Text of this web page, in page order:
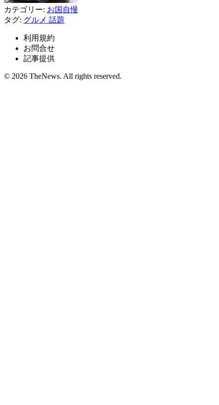
カテゴリー: お国自慢
タグ: グルメ 話題
利用規約
お問合せ
記事提供
© 2026 TheNews. All rights reserved.